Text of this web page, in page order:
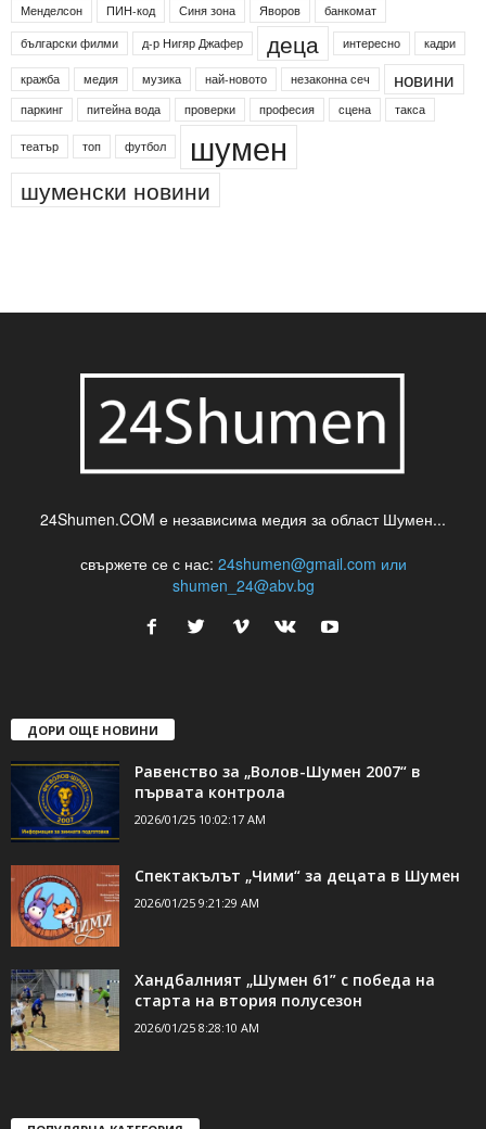
Менделсон
ПИН-код Синя зона Яворов
банкомат
български филми
д-р Нигяр Джафер деца интересно кадри
кражба медия музика най-новото незаконна сеч новини
паркинг питейна вода проверки професия сцена такса
театър топ футбол шумен
шуменски новини
24Shumen.COM е независима медия за област Шумен...
свържете се с нас: 24shumen@gmail.com или
shumen_24@abv.bg
ДОРИ ОЩЕ НОВИНИ
Равенство за „Волов-Шумен 2007“ в
първата контрола
2026/01/25 10:02:17 AM
Спектакълът „Чими“ за децата в Шумен
2026/01/25 9:21:29 AM
Хандбалният „Шумен 61” с победа на
старта на втория полусезон
2026/01/25 8:28:10 AM